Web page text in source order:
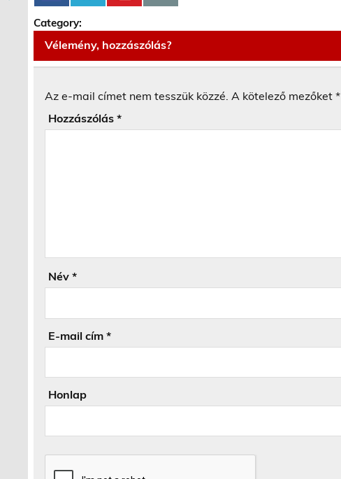
Category:
Vélemény, hozzászólás?
Az e-mail címet nem tesszük közzé. A kötelező mezőket*
Hozzászólás*
Név*
E-mail cím*
Honlap